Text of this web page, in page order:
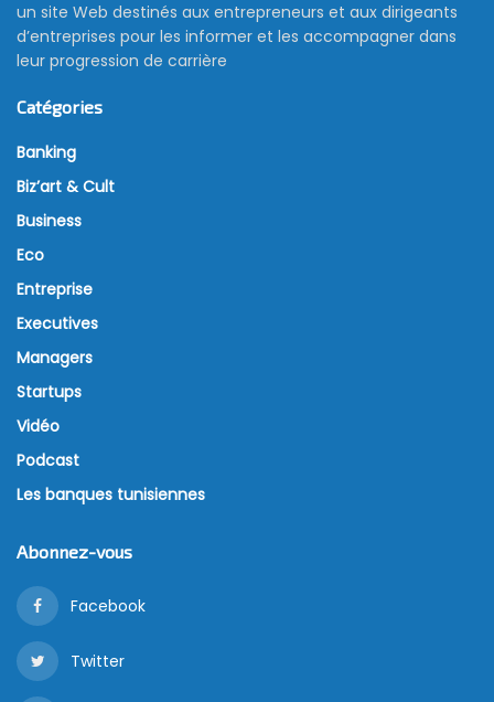
un site Web destinés aux entrepreneurs et aux dirigeants
d’entreprises pour les informer et les accompagner dans
leur progression de carrière
Catégories
Banking
Biz’art & Cult
Business
Eco
Entreprise
Executives
Managers
Startups
Vidéo
Podcast
Les banques tunisiennes
Abonnez-vous
Facebook
Twitter